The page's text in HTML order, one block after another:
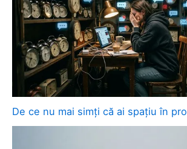
De ce nu mai simți că ai spațiu în